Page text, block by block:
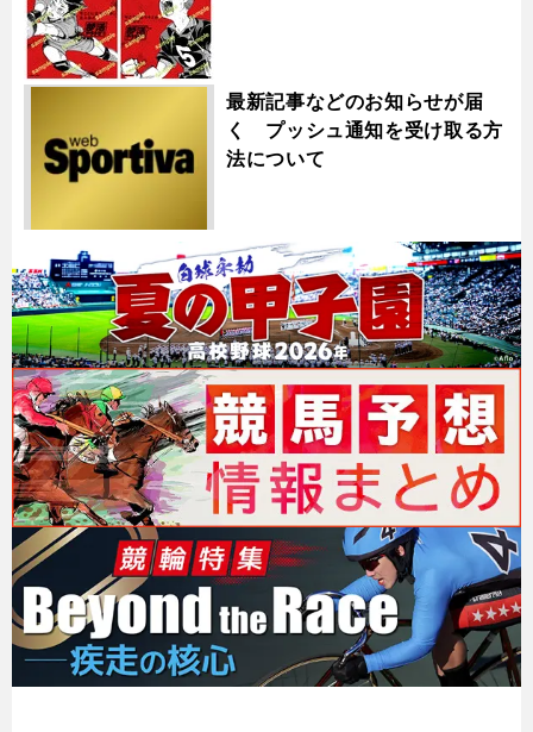
最新記事などのお知らせが届
く プッシュ通知を受け取る方
法について